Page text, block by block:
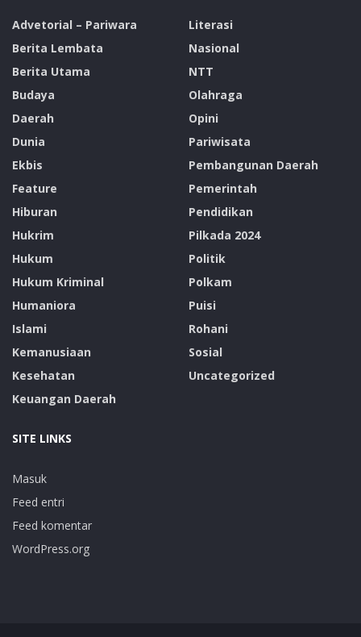
Advetorial – Pariwara
Berita Lembata
Berita Utama
Budaya
Daerah
Dunia
Ekbis
Feature
Hiburan
Hukrim
Hukum
Hukum Kriminal
Humaniora
Islami
Kemanusiaan
Kesehatan
Keuangan Daerah
Literasi
Nasional
NTT
Olahraga
Opini
Pariwisata
Pembangunan Daerah
Pemerintah
Pendidikan
Pilkada 2024
Politik
Polkam
Puisi
Rohani
Sosial
Uncategorized
SITE LINKS
Masuk
Feed entri
Feed komentar
WordPress.org